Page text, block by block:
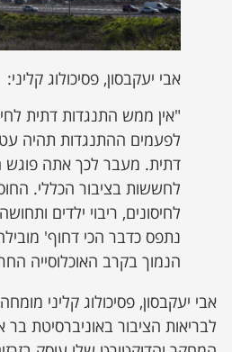
אבי יעקבסון, פסיכולוג קליני:
"אין ממש התנגדות דתית
לפעמים ההתנגדות תהיה
דתית. מעבר לכך אתה פוגש
לחששות בציבור הכללי.
לחיסונים, ריבוי ילדים
נתפס כדבר הכי דחוף' מובילה
הנמוך בקרב האוכלוסייה
אבי יעקבסון, פסיכולוג קליני
לבריאות הציבור באוניברסיטת